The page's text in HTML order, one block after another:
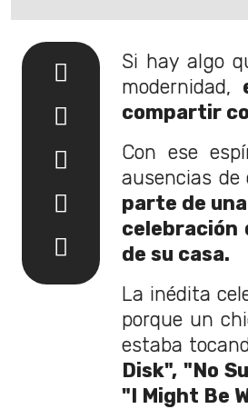
Si hay algo
modernidad,
compartir
Con ese
ausencias de
parte de
celebración
de su casa.
La inédita
porque un
estaba
Disk", "No
"I Might Be